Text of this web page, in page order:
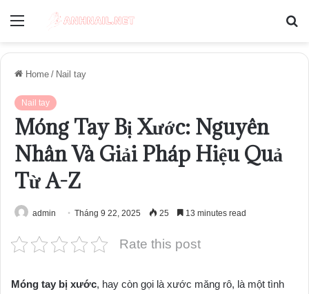
Menu
Home / Nail tay
Nail tay
Móng Tay Bị Xước: Nguyên
Nhân Và Giải Pháp Hiệu Quả
Từ A-Z
admin Tháng 9 22, 2025 25 13 minutes read
Rate this post
Móng tay bị xước, hay còn gọi là xước măng rô, là một tình